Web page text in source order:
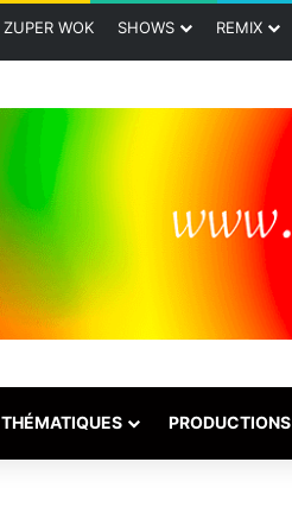
ZUPER WOK SHOWS REMIX
THÉMATIQUES PRODUCTIONS